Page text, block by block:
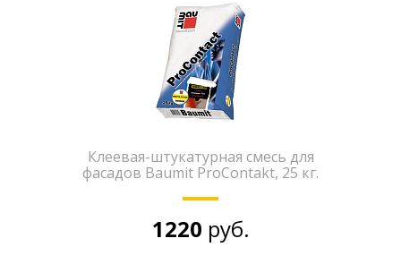
Клеевая-штукатурная смесь для
фасадов Baumit ProContakt, 25 кг.
1220 руб.